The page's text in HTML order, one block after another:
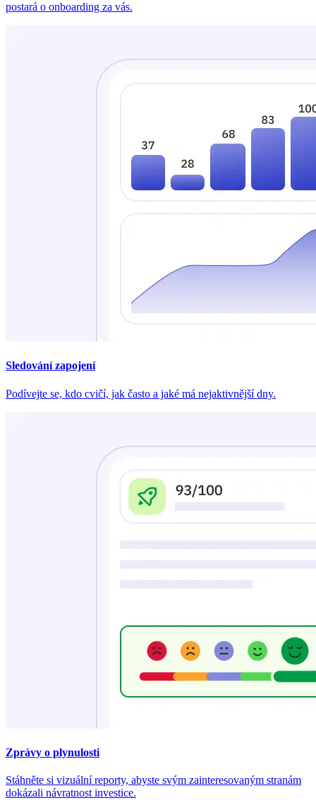
postará o onboarding za vás.
Sledování zapojení
Podívejte se, kdo cvičí, jak často a jaké má nejaktivnější dny.
Zprávy o plynulosti
Stáhněte si vizuální reporty, abyste svým zainteresovaným stranám
dokázali návratnost investice.